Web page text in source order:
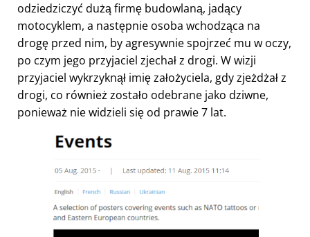
odziedziczyć dużą firmę budowlaną, jadący
motocyklem, a następnie osoba wchodząca na
drogę przed nim, by agresywnie spojrzeć mu w oczy,
po czym jego przyjaciel zjechał z drogi. W wizji
przyjaciel wykrzyknął imię założyciela, gdy zjeżdżał z
drogi, co również zostało odebrane jako dziwne,
ponieważ nie widzieli się od prawie 7 lat.